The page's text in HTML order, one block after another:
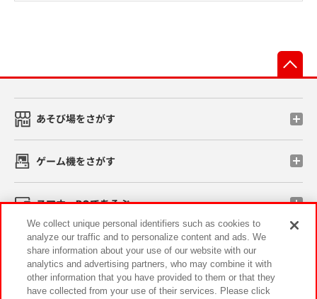
あそび場をさがす
ゲーム機をさがす
スマホ・PCであそぶ
イベント・キャンペーン
We collect unique personal identifiers such as cookies to
analyze our traffic and to personalize content and ads. We
share information about your use of our website with our
analytics and advertising partners, who may combine it with
other information that you have provided to them or that they
have collected from your use of their services. Please click